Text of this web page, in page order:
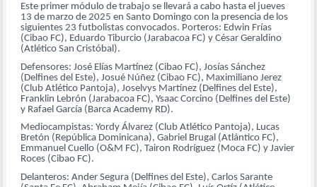
Este primer módulo de trabajo se llevará a cabo hasta el jueves
13 de marzo de 2025 en Santo Domingo con la presencia de los
siguientes 23 futbolistas convocados. Porteros: Edwin Frías
(Cibao FC), Eduardo Tiburcio (Jarabacoa FC) y César Geraldino
(Atlético San Cristóbal).
Defensores: José Elías Martínez (Cibao FC), Josías Sánchez
(Delfines del Este), Josué Núñez (Cibao FC), Maximiliano Jerez
(Club Atlético Pantoja), Joselvys Martínez (Delfines del Este),
Franklin Lebrón (Jarabacoa FC), Ysaac Corcino (Delfines del Este)
y Rafael García (Barca Academy RD).
Mediocampistas: Yordy Álvarez (Club Atlético Pantoja), Lucas
Bretón (República Dominicana), Gabriel Brugal (Atlántico FC),
Emmanuel Cuello (O&M FC), Tairon Rodríguez (Moca FC) y Javier
Roces (Cibao FC).
Delanteros: Ander Segura (Delfines del Este), Carlos Sarante